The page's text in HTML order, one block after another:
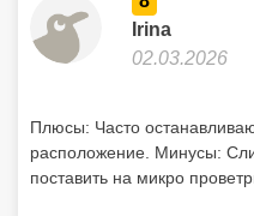
Irina
02.03.2026
Плюсы: Часто
расположение. Минусы:
поставить на микро